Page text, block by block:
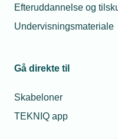
Efteruddannelse og
Undervisningsmateriale
Gå direkte til
Skabeloner
TEKNIQ app
16. dec. 2024
lettere
Top 10 videoer i